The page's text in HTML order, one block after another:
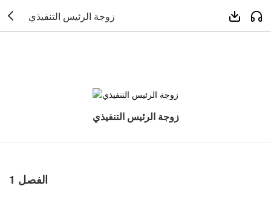
 زوجة الرئيس التنفيذي  
زوجة الرئيس التنفيذي
1 الفصل